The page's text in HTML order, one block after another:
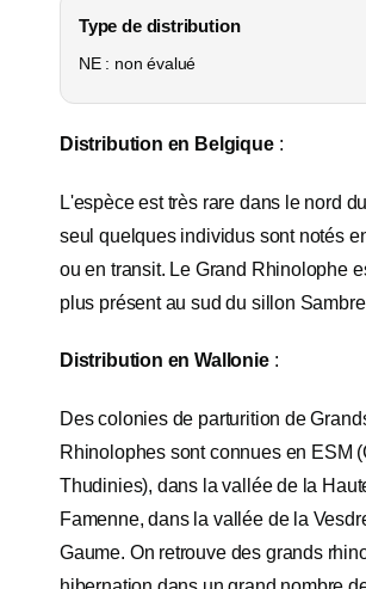
Type de distribution
NE : non évalué
Distribution en Belgique:
L'espèce est très rare dans le nord
seul quelques individus sont notés
ou en transit. Le Grand Rhinolophe
plus présent au sud du sillon
Distribution en Wallonie:
Des colonies de parturition de
Rhinolophes sont connues en ESM
Thudinies), dans la vallée de la
Famenne, dans la vallée de la
Gaume. On retrouve des grands